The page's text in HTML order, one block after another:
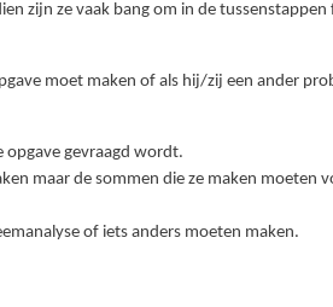
zijn ze vaak bang om in de
moet maken of als hij/zij een ander
opgave gevraagd wordt.
maar de sommen die ze maken moeten
of iets anders moeten maken.